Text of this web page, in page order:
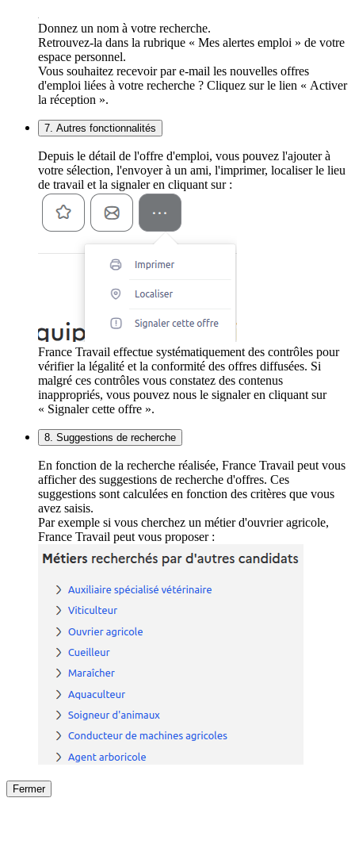
Donnez un nom à votre recherche.
Retrouvez-la dans la rubrique « Mes alertes emploi » de votre
espace personnel.
Vous souhaitez recevoir par e-mail les nouvelles offres
d'emploi liées à votre recherche ? Cliquez sur le lien « Activer
la réception ».
7. Autres fonctionnalités
Depuis le détail de l'offre d'emploi, vous pouvez l'ajouter à
votre sélection, l'envoyer à un ami, l'imprimer, localiser le lieu
de travail et la signaler en cliquant sur :
France Travail effectue systématiquement des contrôles pour
vérifier la légalité et la conformité des offres diffusées. Si
malgré ces contrôles vous constatez des contenus
inappropriés, vous pouvez nous le signaler en cliquant sur
« Signaler cette offre ».
8. Suggestions de recherche
En fonction de la recherche réalisée, France Travail peut vous
afficher des suggestions de recherche d'offres. Ces
suggestions sont calculées en fonction des critères que vous
avez saisis.
Par exemple si vous cherchez un métier d'ouvrier agricole,
France Travail peut vous proposer :
Fermer